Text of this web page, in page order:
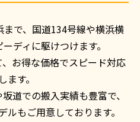
で、国道134号線や横浜横
ディに駆けつけます。
お得な価格でスピード対応
ます。
道での搬入実績も豊富で、
もご用意しております。